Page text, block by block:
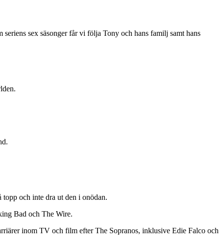
sex säsonger får vi följa Tony och hans familj samt hans
topp och inte dra ut den i onödan.
Bad och The Wire.
inom TV och film efter The Sopranos, inklusive Edie Falco och